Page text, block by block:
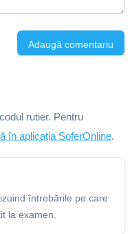
Adaugă comentariu
rutier. Pentru
în aplicația SoferOnline.
întrebările pe care
la examen.